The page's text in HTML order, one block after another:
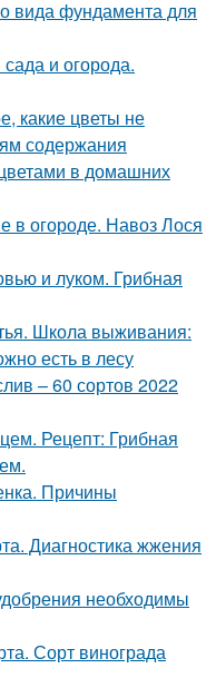
вида фундамента для
и огорода.
какие цветы не
содержания
в домашних
в огороде. Навоз Лося
и луком. Грибная
Школа выживания:
есть в лесу
– 60 сортов 2022
Рецепт: Грибная
Причины
Диагностика жжения
необходимы
Сорт винограда